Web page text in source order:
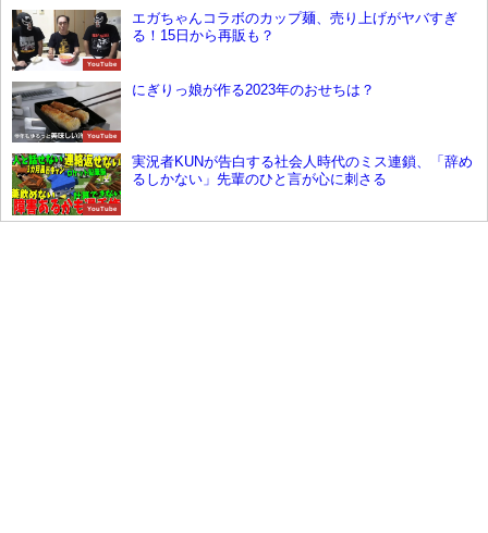
YouTube
エガちゃんコラボのカップ麺、売り上げがヤバすぎ
る！15日から再販も？
YouTube
にぎりっ娘が作る2023年のおせちは？
YouTube
実況者KUNが告白する社会人時代のミス連鎖、「辞め
るしかない」先輩のひと言が心に刺さる